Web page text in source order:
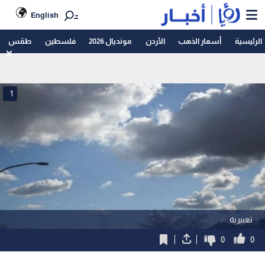
English
الرئيسية أسعار الذهب الأردن مونديال 2026 فلسطين طقس
تعبيرية
1
0
0